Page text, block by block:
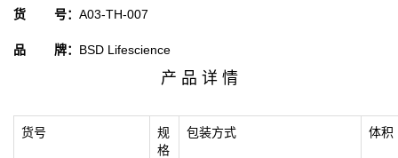
货 号： A03-TH-007
品 牌： BSD Lifescience
产 品 详 情
货号
规
格
包装方式 体积